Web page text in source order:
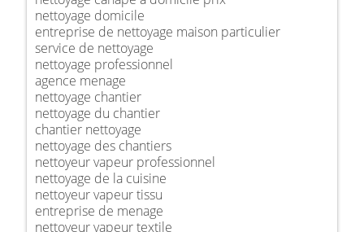
nettoyage domicile
entreprise de nettoyage maison particulier
service de nettoyage
nettoyage professionnel
agence menage
nettoyage chantier
nettoyage du chantier
chantier nettoyage
nettoyage des chantiers
nettoyeur vapeur professionnel
nettoyage de la cuisine
nettoyeur vapeur tissu
entreprise de menage
nettoyeur vapeur textile